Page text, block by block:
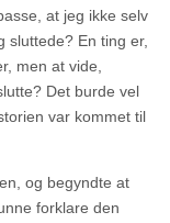
at jeg ikke selv
sluttede? En ting er,
men at vide,
Det burde vel
var kommet til
og begyndte at
forklare den